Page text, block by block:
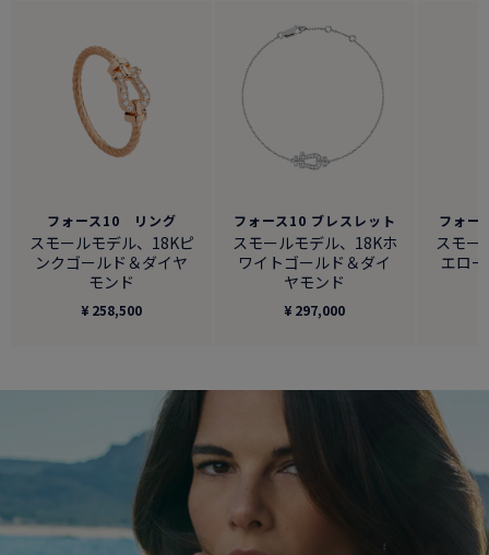
フォース10 リング
スモールモデル、18Kピ
ンクゴールド＆ダイヤ
モンド
¥ 258,500
フォース10 ブレスレット
スモールモデル、18Kホ
ワイトゴールド＆ダイ
ヤモンド
¥ 297,000
フォー
スモー
エロ